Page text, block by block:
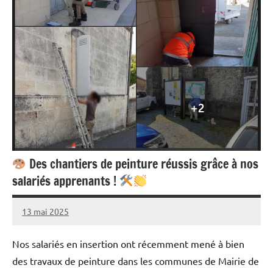
Des chantiers de peinture réussis grâce à nos
salariés apprenants !
13 mai 2025
admin
Aucun
Nos salariés en insertion ont récemment mené à bien
des travaux de peinture dans les communes de Mairie de